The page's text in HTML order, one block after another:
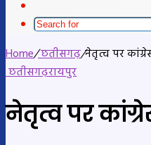
skin
Home/छतीसगढ़/नेतृत्व पर
छतीसगढ़रायपुर
नेतृत्व पर